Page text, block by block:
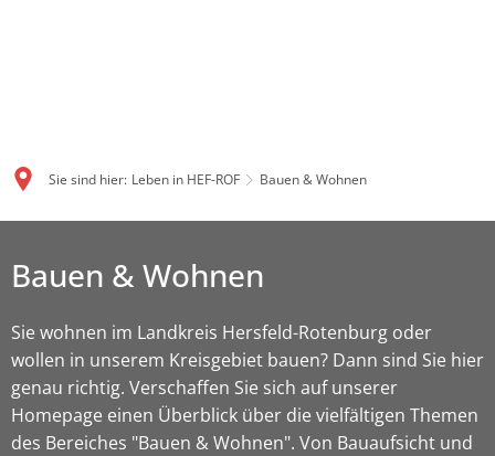
Sie sind hier: Leben in HEF-ROF Bauen & Wohnen
Bauen & Wohnen
Sie wohnen im Landkreis Hersfeld-Rotenburg oder
wollen in unserem Kreisgebiet bauen? Dann sind Sie hier
genau richtig. Verschaffen Sie sich auf unserer
Homepage einen Überblick über die vielfältigen Themen
des Bereiches "Bauen & Wohnen". Von Bauaufsicht und